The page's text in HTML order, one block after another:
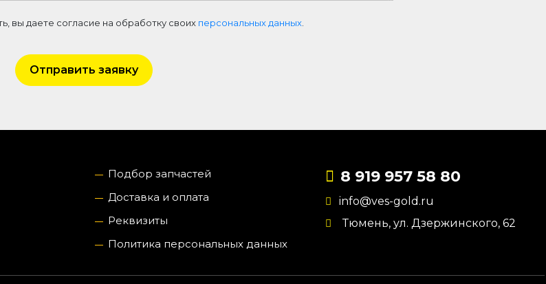
вы даете согласие на обработку своих персональных данных.
Отправить заявку
Подбор запчастей
Доставка и оплата
Реквизиты
Политика персональных данных
8 919 957 58 80
info@ves-gold.ru
Тюмень, ул. ​Дзержинского, 62